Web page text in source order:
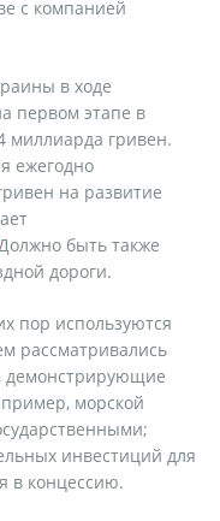
с компанией
в ходе
первом этапе в
миллиарда гривен.
ежегодно
на развитие
быть также
дороги.
пор используются
рассматривались
демонстрирующие
морской
инвестиций для
в концессию.